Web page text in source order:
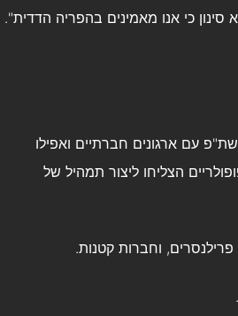
סינון כי אנו מאמינים בהפריה הדדית".
עם ארגונים חברתיים ואפילו
הצליחו ליצור תמהיל של
וחברות קטנות.